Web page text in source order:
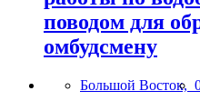
поводом для
омбудсмену
Большой Восток,